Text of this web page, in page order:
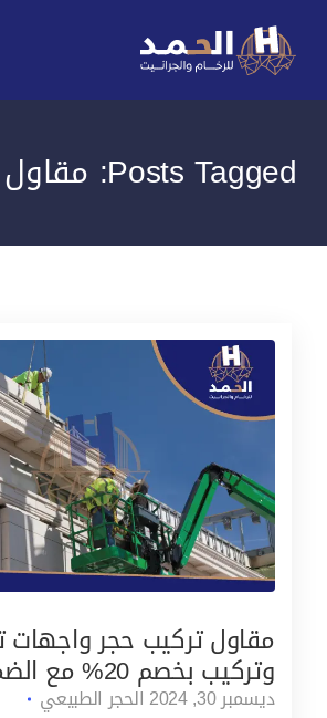
Posts Tagged: مقاول تركيب حجر
مقاول تركيب حجر واجهات
وتركيب بخصم 20% مع الضمان
ديسمبر 30, 2024 الحجر الطبيعي